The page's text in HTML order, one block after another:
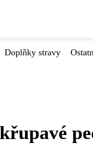
Doplňky stravy